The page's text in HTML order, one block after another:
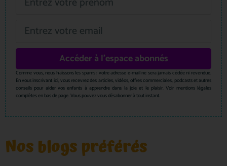
Accéder à l'espace abonnés
Comme vous, nous haïssons les spams : votre adresse e-mail ne sera jamais cédée ni revendue.
En vous inscrivant ici, vous recevrez des articles, vidéos, offres commerciales, podcasts et autres
conseils pour aider vos enfants à apprendre dans la joie et le plaisir. Voir mentions légales
complètes en bas de page. Vous pouvez vous désabonner à tout instant.
Nos blogs préférés